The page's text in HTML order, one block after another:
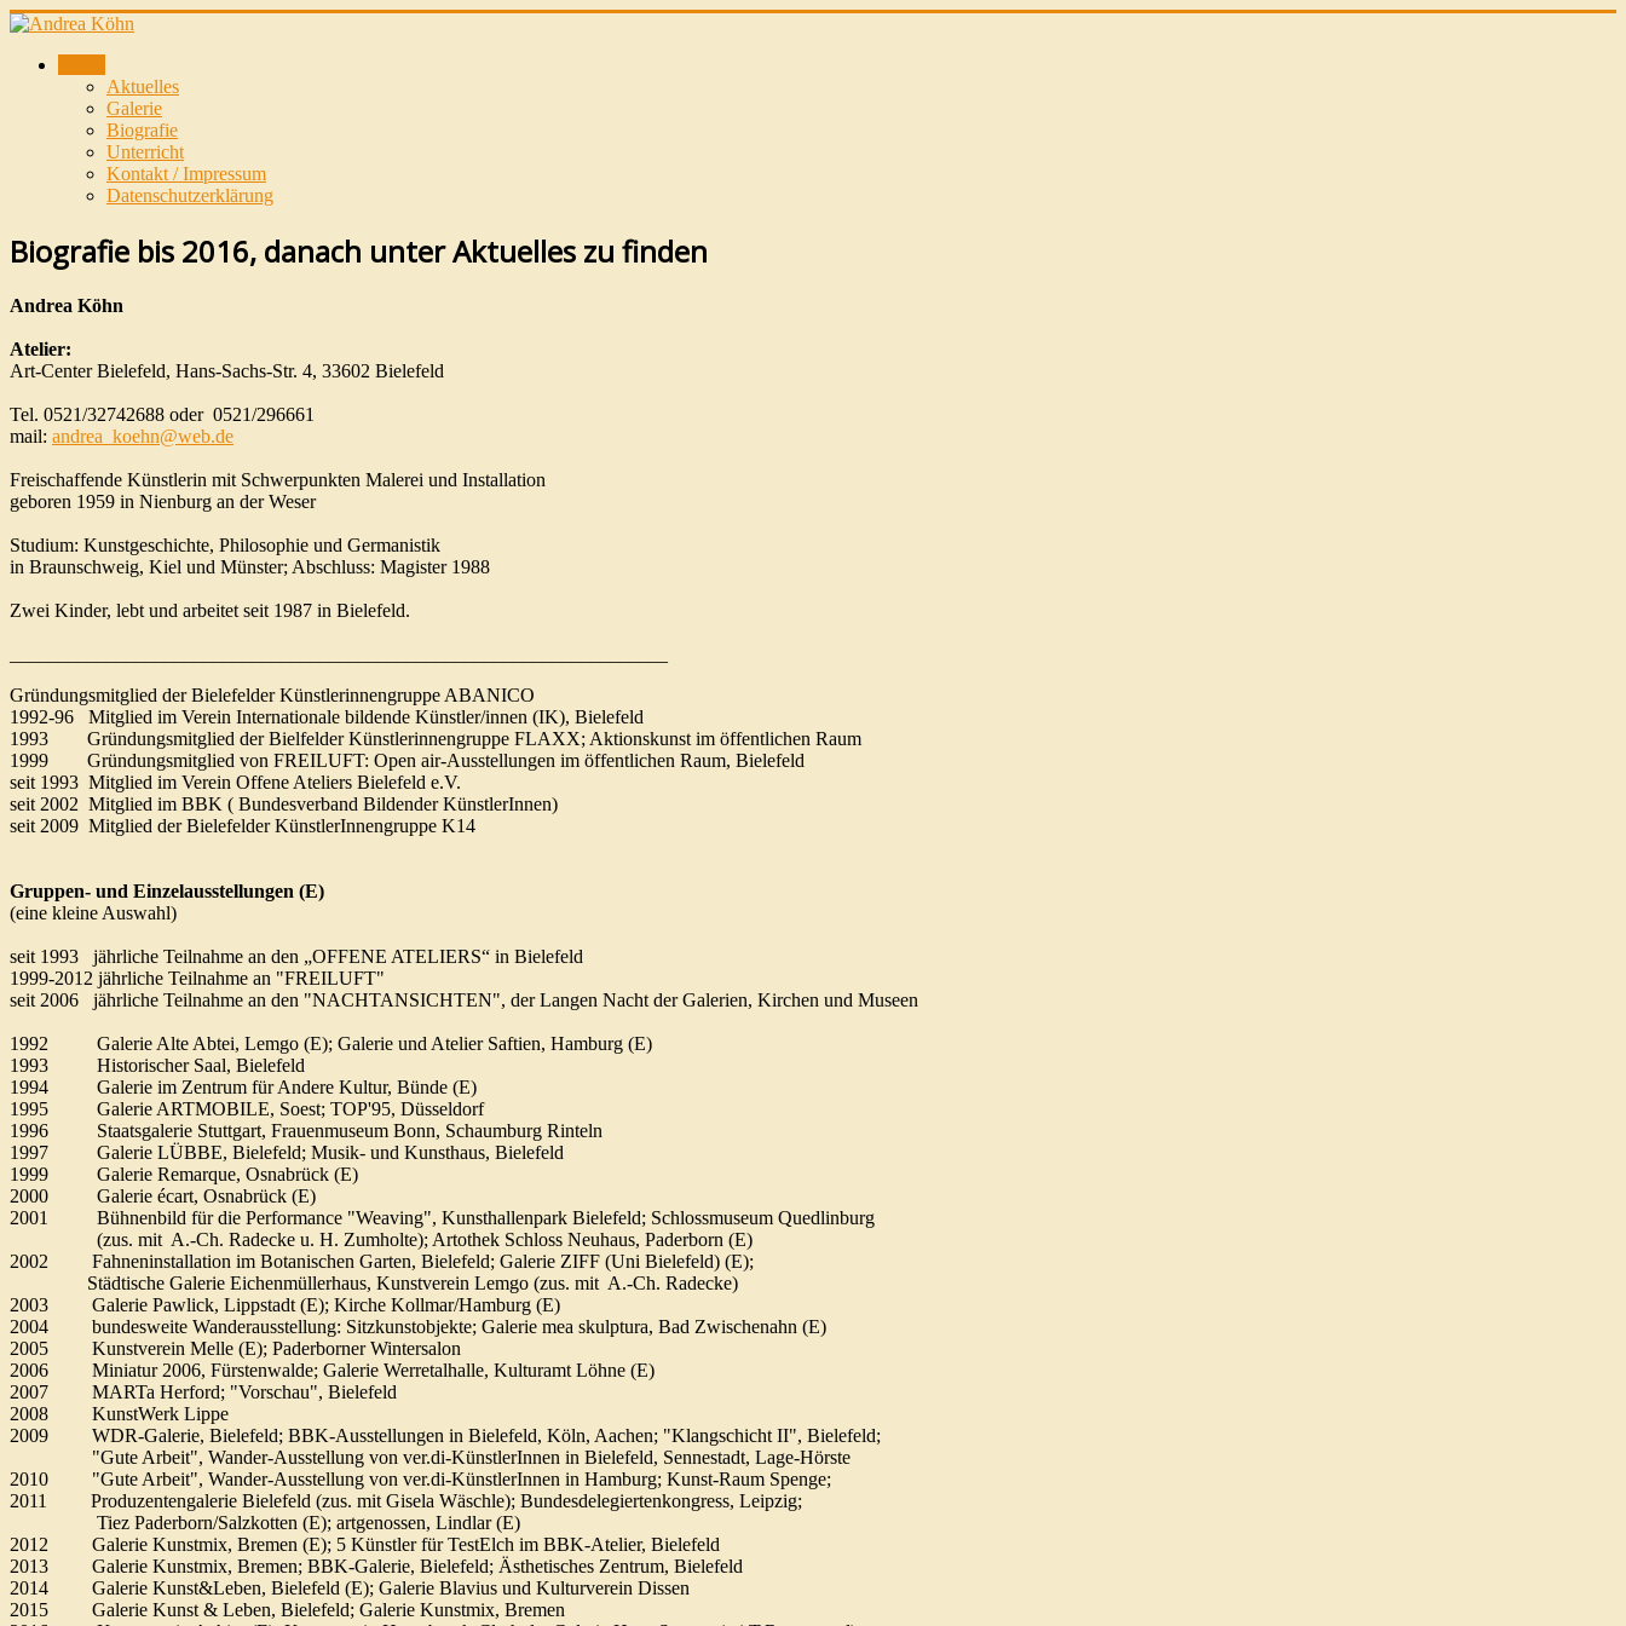
Aktuelles
Galerie
Biografie
Unterricht
Kontakt / Impressum
Datenschutzerklärung
Biografie bis 2016, danach unter Aktuelles zu finden
Andrea Köhn
Atelier:
Art-Center Bielefeld, Hans-Sachs-Str. 4, 33602 Bielefeld
Tel. 0521/32742688 oder 0521/296661
mail: andrea_koehn@web.de
Freischaffende Künstlerin mit Schwerpunkten Malerei und Installation
geboren 1959 in Nienburg an der Weser
Studium: Kunstgeschichte, Philosophie und Germanistik
in Braunschweig, Kiel und Münster; Abschluss: Magister 1988
Zwei Kinder, lebt und arbeitet seit 1987 in Bielefeld.
Gründungsmitglied der Bielefelder Künstlerinnengruppe ABANICO
1992-96 Mitglied im Verein Internationale bildende Künstler/innen (IK), Bielefeld
1993 Gründungsmitglied der Bielfelder Künstlerinnengruppe FLAXX; Aktionskunst im öffentlichen Raum
1999 Gründungsmitglied von FREILUFT: Open air-Ausstellungen im öffentlichen Raum, Bielefeld
seit 1993 Mitglied im Verein Offene Ateliers Bielefeld e.V.
seit 2002 Mitglied im BBK ( Bundesverband Bildender KünstlerInnen)
seit 2009 Mitglied der Bielefelder KünstlerInnengruppe K14
Gruppen- und Einzelausstellungen (E)
(eine kleine Auswahl)
seit 1993 jährliche Teilnahme an den „OFFENE ATELIERS“ in Bielefeld
1999-2012 jährliche Teilnahme an "FREILUFT"
seit 2006 jährliche Teilnahme an den "NACHTANSICHTEN", der Langen Nacht der Galerien, Kirchen und Museen
1992 Galerie Alte Abtei, Lemgo (E); Galerie und Atelier Saftien, Hamburg (E)
1993 Historischer Saal, Bielefeld
1994 Galerie im Zentrum für Andere Kultur, Bünde (E)
1995 Galerie ARTMOBILE, Soest; TOP'95, Düsseldorf
1996 Staatsgalerie Stuttgart, Frauenmuseum Bonn, Schaumburg Rinteln
1997 Galerie LÜBBE, Bielefeld; Musik- und Kunsthaus, Bielefeld
1999 Galerie Remarque, Osnabrück (E)
2000 Galerie écart, Osnabrück (E)
2001 Bühnenbild für die Performance "Weaving", Kunsthallenpark Bielefeld; Schlossmuseum Quedlinburg
(zus. mit A.-Ch. Radecke u. H. Zumholte); Artothek Schloss Neuhaus, Paderborn (E)
2002 Fahneninstallation im Botanischen Garten, Bielefeld; Galerie ZIFF (Uni Bielefeld) (E);
Städtische Galerie Eichenmüllerhaus, Kunstverein Lemgo (zus. mit A.-Ch. Radecke)
2003 Galerie Pawlick, Lippstadt (E); Kirche Kollmar/Hamburg (E)
2004 bundesweite Wanderausstellung: Sitzkunstobjekte; Galerie mea skulptura, Bad Zwischenahn (E)
2005 Kunstverein Melle (E); Paderborner Wintersalon
2006 Miniatur 2006, Fürstenwalde; Galerie Werretalhalle, Kulturamt Löhne (E)
2007 MARTa Herford; "Vorschau", Bielefeld
2008 KunstWerk Lippe
2009 WDR-Galerie, Bielefeld; BBK-Ausstellungen in Bielefeld, Köln, Aachen; "Klangschicht II", Bielefeld;
"Gute Arbeit", Wander-Ausstellung von ver.di-KünstlerInnen in Bielefeld, Sennestadt, Lage-Hörste
2010 "Gute Arbeit", Wander-Ausstellung von ver.di-KünstlerInnen in Hamburg; Kunst-Raum Spenge;
2011 Produzentengalerie Bielefeld (zus. mit Gisela Wäschle); Bundesdelegiertenkongress, Leipzig;
Tiez Paderborn/Salzkotten (E); artgenossen, Lindlar (E)
2012 Galerie Kunstmix, Bremen (E); 5 Künstler für TestElch im BBK-Atelier, Bielefeld
2013 Galerie Kunstmix, Bremen; BBK-Galerie, Bielefeld; Ästhetisches Zentrum, Bielefeld
2014 Galerie Kunst&Leben, Bielefeld (E); Galerie Blavius und Kulturverein Dissen
2015 Galerie Kunst & Leben, Bielefeld; Galerie Kunstmix, Bremen